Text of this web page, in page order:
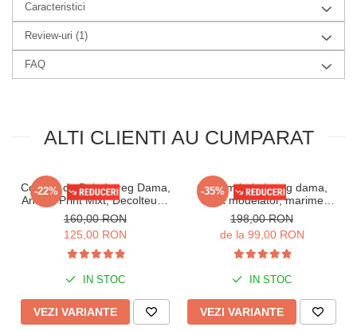
Bretele:Subtiri, rafinate, ideale pentru un bronz cat mai
uniform.
Material:Premium, moale, elastic, rezistent la razele UV si la
actiunea clorului, cu uscare rapida.
Unde il poti purta?
Caracteristici
Review-uri (1)
FAQ
ALTI CLIENTI AU CUMPARAT
-22%
Costum de Baie Intreg Dama,
Animal Print Mixt, Decolteu in
V si Spate Gol lm079
160,00 RON
125,00 RON
IN STOC
VEZI VARIANTE
-35%
Costum baie intreg dama,
efect modelator, marime
mare, cupe voluminoase,
animal print, 0010
198,00 RON
de la 99,00 RON
IN STOC
VEZI VARIANTE